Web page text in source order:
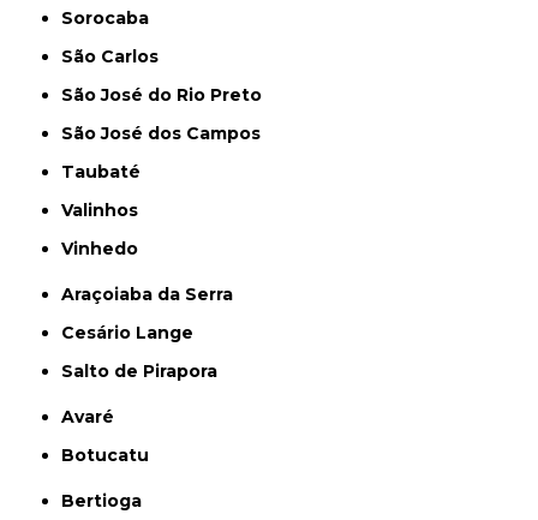
Sorocaba
São Carlos
São José do Rio Preto
São José dos Campos
Taubaté
Valinhos
Vinhedo
Araçoiaba da Serra
Cesário Lange
Salto de Pirapora
Avaré
Botucatu
Bertioga